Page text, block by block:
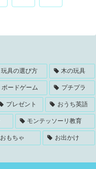
玩具の選び方 木の玩具
ボードゲーム プチプラ
プレゼント おうち英語
モンテッソーリ教育
おもちゃ お出かけ